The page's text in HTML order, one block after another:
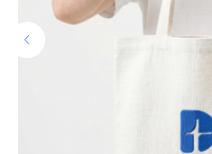
8 (800) 550-62-25
+7 (925) 342-54-20
MAX